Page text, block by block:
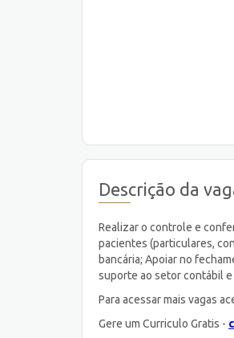
Descrição da
Realizar o controle e
pacientes (particulares,
bancária; Apoiar no
suporte ao setor contábil
Para acessar mais vagas
Gere um Curriculo Gratis -